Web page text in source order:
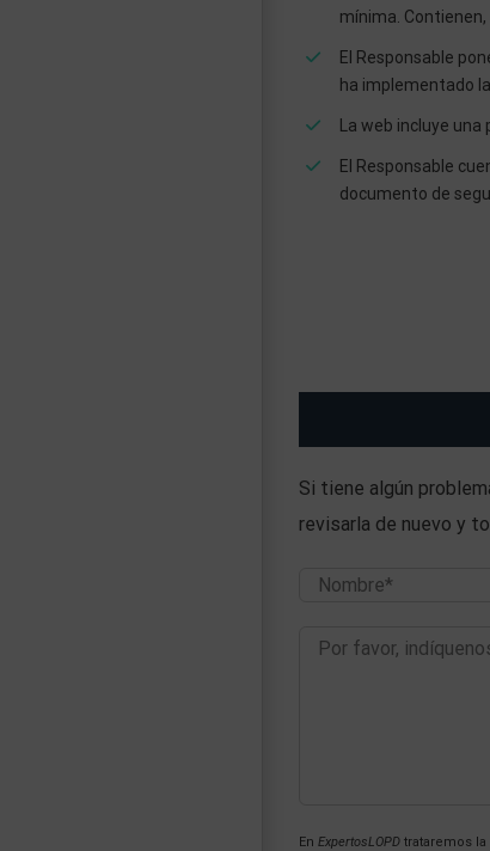
mínima. Contienen,
El Responsable
ha implementado
La web incluye
El Responsable
documento de
Si tiene algún
revisarla de nuevo y
En ExpertosLOPD trataremos